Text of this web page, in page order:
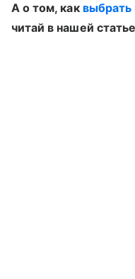
А о том, как
читай в нашей